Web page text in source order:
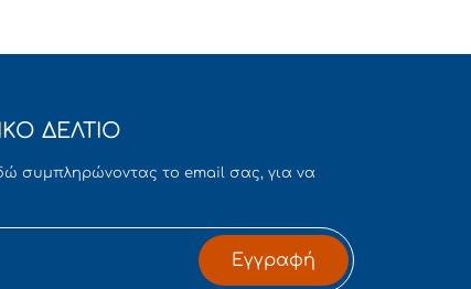
ΔΕΛΤΙΟ
συμπληρώνοντας το email σας, για να
Εγγραφή